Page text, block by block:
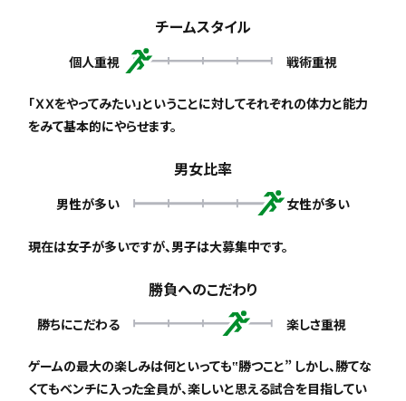
チームスタイル
個人重視 戦術重視
「ＸＸをやってみたい」ということに対してそれぞれの体力と能力
をみて基本的にやらせます。
男女比率
男性が多い 女性が多い
現在は女子が多いですが、男子は大募集中です。
勝負へのこだわり
勝ちにこだわる 楽しさ重視
ゲームの最大の楽しみは何といっても‟勝つこと” しかし、勝てな
くてもベンチに入った全員が、楽しいと思える試合を目指してい